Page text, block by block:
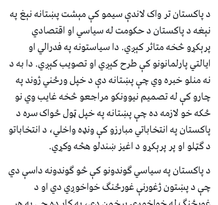
د پاکستان تر واک لاندې سیمو کې مېشت پښتانه نېغ په
نېغه د پاکستان د حکومت له سیاسي او اقتصادي
پرېکړو څخه متاثر کېږي. دا سیاستونه په فدرالي او
ایالتي پارلمانونو کې طرح کېږي او تصویب کېږي. دا به د
نه منلو خبره وي چې پښتانه دې د خپل ورځني ژوند په
چارو کې له تصمیم نیوونکو مراجعو څخه غایب وي نو
ځکه خو لازمه ده چې پښتانه په خپل ټول ځواک سره د
پاکستان په انتخاباتي مبارزو کې ونډه واخلي، د انتخاباتو
د ګټلو او پر پرېکړو د اغیز ښندلو هڅه وکړي.
د پاکستان په سیاسي ګوندونو کې څو ګوندونه داسې دي
چې د پښتون ژغورنې غورځنګ خواخوږي دي او د